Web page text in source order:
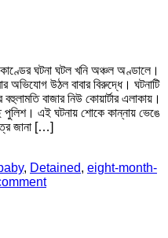
ঘটনা ঘটল খনি অঞ্চল অণ্ডালে।
অভিযোগ উঠল বাবার বিরুদ্ধে। ঘটনাটি
বাজার নিউ কোয়ার্টার এলাকায়।
এই ঘটনায় শোকে কান্নায় ভেঙে
জানা […]
, Detained, eight-month-